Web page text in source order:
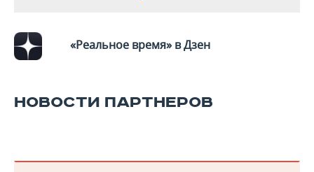
«Реальное время» в Дзен
НОВОСТИ ПАРТНЕРОВ